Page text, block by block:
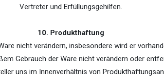
Vertreter und Erfüllungsgehilfen.
10. Produkthaftung
nicht verändern, insbesondere wird er
Gebrauch der Ware nicht verändern oder
uns im Innenverhältnis von